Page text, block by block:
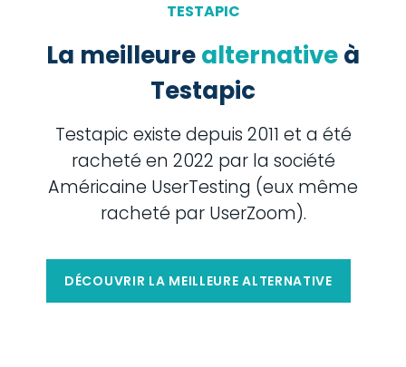
TESTAPIC
La meilleurealternativeà
Testapic
Testapic existe depuis 2011 et a été
racheté en 2022 par la société
Américaine UserTesting (eux même
racheté par UserZoom).
DÉCOUVRIR LA MEILLEURE ALTERNATIVE